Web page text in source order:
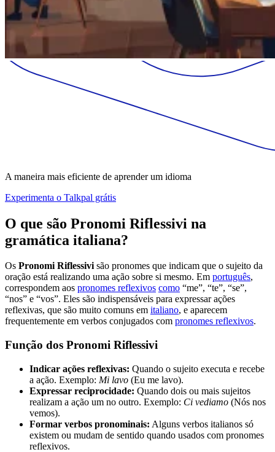
A maneira mais eficiente de aprender um idioma
Experimenta o Talkpal grátis
O que são Pronomi Riflessivi na
gramática italiana?
Os Pronomi Riflessivisão pronomes que indicam que o sujeito da
oração está realizando uma ação sobre si mesmo. Em português,
correspondem aos pronomes reflexivos como “me”, “te”, “se”,
“nos” e “vos”. Eles são indispensáveis para expressar ações
reflexivas, que são muito comuns em italiano, e aparecem
frequentemente em verbos conjugados com pronomes reflexivos.
Função dos Pronomi Riflessivi
Indicar ações reflexivas: Quando o sujeito executa e recebe
a ação. Exemplo: Mi lavo (Eu me lavo).
Expressar reciprocidade: Quando dois ou mais sujeitos
realizam a ação um no outro. Exemplo: Ci vediamo (Nós nos
vemos).
Formar verbos pronominais: Alguns verbos italianos só
existem ou mudam de sentido quando usados com pronomes
reflexivos.